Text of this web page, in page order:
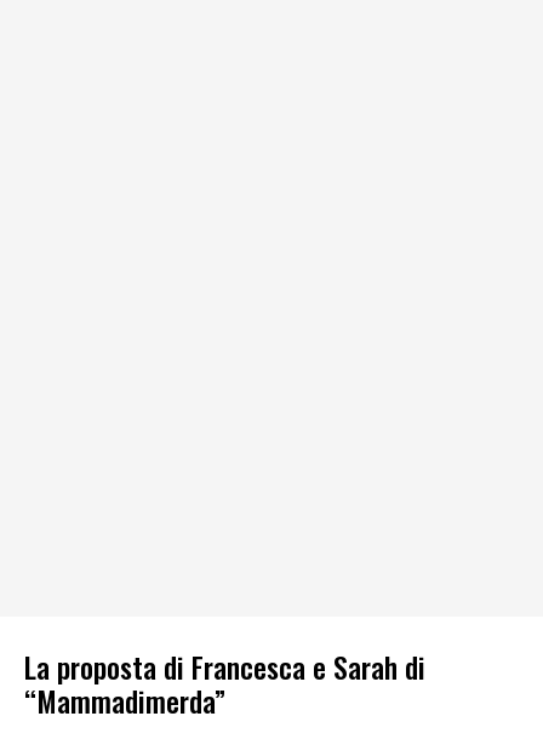
La proposta di Francesca e Sarah di
“Mammadimerda”